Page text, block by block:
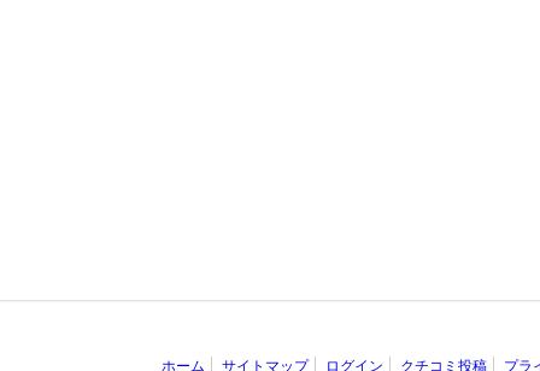
ホーム サイトマップ ログイン クチコミ投稿 プラ